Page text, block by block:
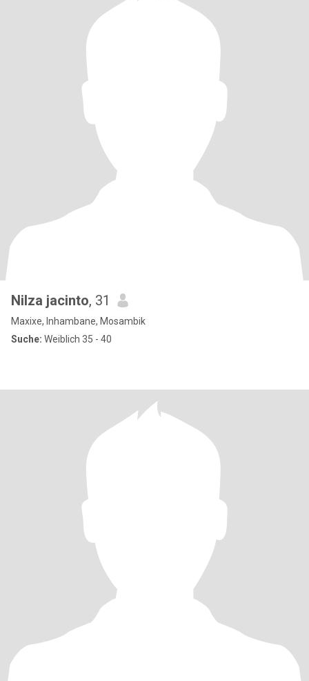
Nilza jacinto, 31
Maxixe, Inhambane, Mosambik
Suche: Weiblich 35 - 40